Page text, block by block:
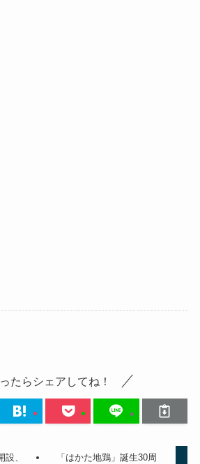
たらシェアしてね！
、
「はかた地鶏」誕生30周